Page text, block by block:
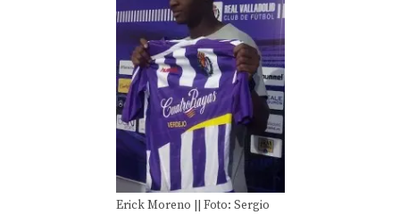
Erick Moreno || Foto: Sergio